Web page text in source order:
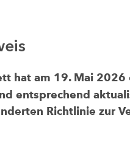
hat am 19. Mai
entsprechend
Richtlinie zur